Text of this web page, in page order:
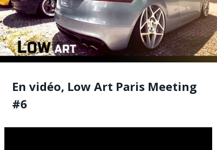
En vidéo, Low Art Paris Meeting
#6